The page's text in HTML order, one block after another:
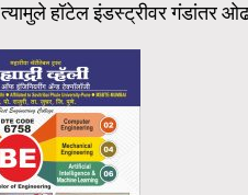
त्यामुले हॉटेल इंडस्ट्रीवर गंडांतर